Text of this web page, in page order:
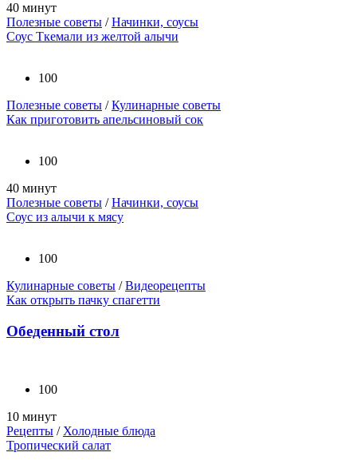
40 минут
Полезные советы /Начинки, соусы
Соус Ткемали из желтой алычи
100
Полезные советы /Кулинарные советы
Как приготовить апельсиновый сок
100
40 минут
Полезные советы /Начинки, соусы
Соус из алычи к мясу
100
Кулинарные советы /Видеорецепты
Как открыть пачку спагетти
Обеденный стол
100
10 минут
Рецепты / Холодные блюда
Тропический салат